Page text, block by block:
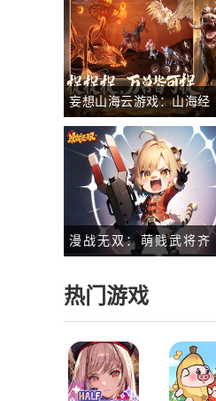
妄想山海云游戏：山海经
无缝开放宇宙手游。
漫战无双：萌贱武将齐
热门游戏